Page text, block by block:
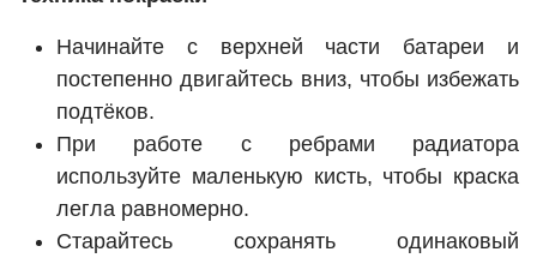
Начинайте с верхней части батареи и
постепенно двигайтесь вниз, чтобы избежать
подтёков.
При работе с ребрами радиатора
используйте маленькую кисть, чтобы краска
легла равномерно.
Старайтесь сохранять одинаковый